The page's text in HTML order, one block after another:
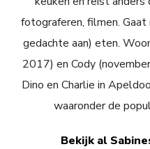
fotograferen, filmen.
gedachte aan) eten.
2017) en Cody
Dino en Charlie in
waaronder de
Bekijk al